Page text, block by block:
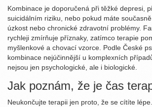
Kombinace je doporučená při těžké depresi,
suicidálním riziku, nebo pokud máte
úzkost nebo chronické zdravotní problémy.
rychleji zmírňuje příznaky, zatímco terapie
myšlenkové a chovací vzorce. Podle České
kombinace nejúčinnější u komplexních
nejsou jen psychologické, ale i biologické.
Jak poznám, že je čas
Neukončujte terapii jen proto, že se cítíte